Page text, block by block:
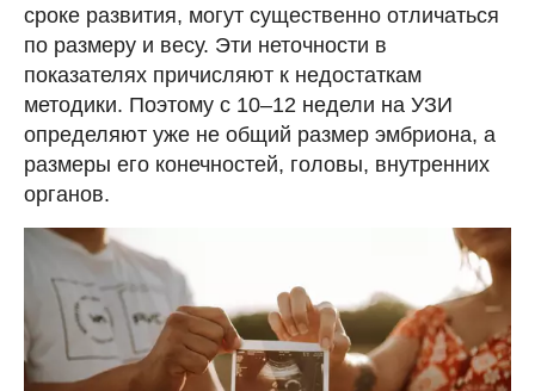
сроке развития, могут существенно отличаться
по размеру и весу. Эти неточности в
показателях причисляют к недостаткам
методики. Поэтому с 10–12 недели на УЗИ
определяют уже не общий размер эмбриона, а
размеры его конечностей, головы, внутренних
органов.